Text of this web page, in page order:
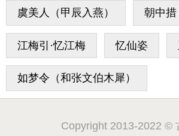
虞美人（甲辰入燕） 朝中措
江梅引·忆江梅 忆仙姿
如梦令（和张文伯木犀）
Copyright 2013-2022 ©